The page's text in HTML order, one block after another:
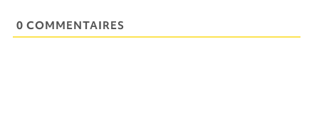
0 COMMENTAIRES